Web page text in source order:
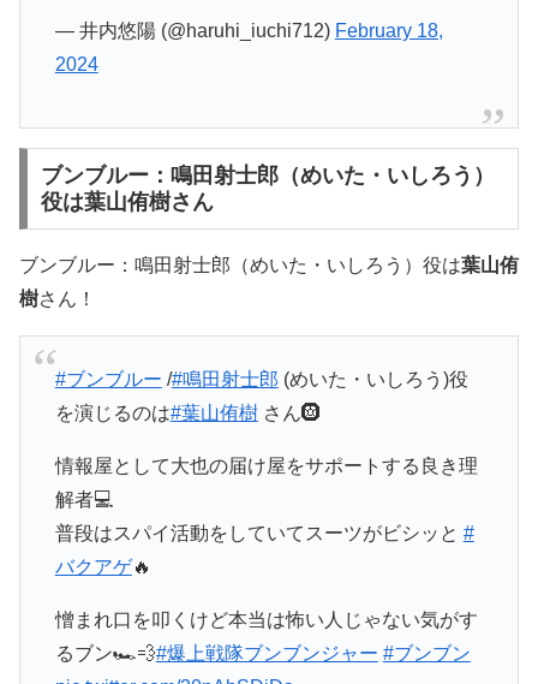
— 井内悠陽 (@haruhi_iuchi712) February 18,
2024
ブンブルー：鳴田射士郎（めいた・いしろう）
役は葉山侑樹さん
ブンブルー：鳴田射士郎（めいた・いしろう）役は葉山侑
樹さん！
#ブンブルー /#鳴田射士郎 (めいた・いしろう)役
を演じるのは#葉山侑樹さん🛞
情報屋として大也の届け屋をサポートする良き理
解者💻
普段はスパイ活動をしていてスーツがビシッと #
バクアゲ🔥
憎まれ口を叩くけど本当は怖い人じゃない気がす
るブン🏎💨#爆上戦隊ブンブンジャー #ブンブン